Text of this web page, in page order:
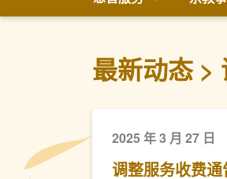
最新动态
2025 年 3 月 27 日
调整服务收费通